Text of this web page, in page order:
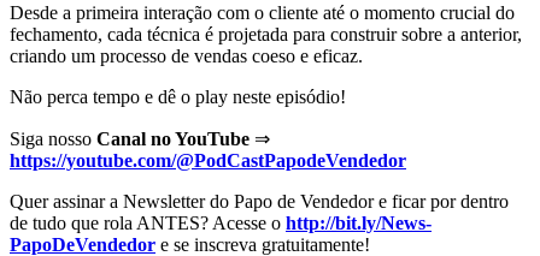
Desde a primeira interação com o cliente até o momento crucial do
fechamento, cada técnica é projetada para construir sobre a anterior,
criando um processo de vendas coeso e eficaz.
Não perca tempo e dê o play neste episódio!
Siga nosso Canal no YouTube ⇒
https://youtube.com/@PodCastPapodeVendedor
Quer assinar a Newsletter do Papo de Vendedor e ficar por dentro
de tudo que rola ANTES? Acesse o http://bit.ly/News-
PapoDeVendedor e se inscreva gratuitamente!